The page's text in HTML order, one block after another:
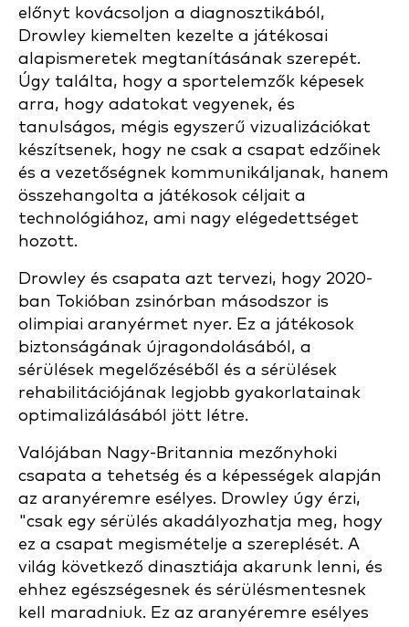
előnyt kovácsoljon a diagnosztikából,
Drowley kiemelten kezelte a játékosai
alapismeretek megtanításának szerepét.
Úgy találta, hogy a sportelemzők képesek
arra, hogy adatokat vegyenek, és
tanulságos, mégis egyszerű vizualizációkat
készítsenek, hogy ne csak a csapat edzőinek
és a vezetőségnek kommunikáljanak, hanem
összehangolta a játékosok céljait a
technológiához, ami nagy elégedettséget
hozott.
Drowley és csapata azt tervezi, hogy 2020-
ban Tokióban zsinórban másodszor is
olimpiai aranyérmet nyer. Ez a játékosok
biztonságának újragondolásából, a
sérülések megelőzéséből és a sérülések
rehabilitációjának legjobb gyakorlatainak
optimalizálásából jött létre.
Valójában Nagy-Britannia mezőnyhoki
csapata a tehetség és a képességek alapján
az aranyéremre esélyes. Drowley úgy érzi,
"csak egy sérülés akadályozhatja meg, hogy
ez a csapat megismételje a szereplését. A
világ következő dinasztiája akarunk lenni, és
ehhez egészségesnek és sérülésmentesnek
kell maradniuk. Ez az aranyéremre esélyes